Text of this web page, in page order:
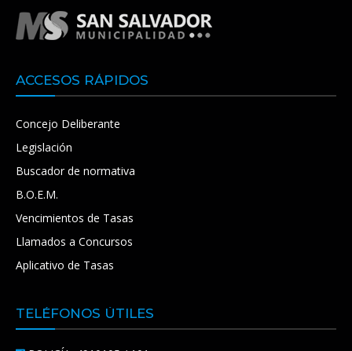
ACCESOS RÁPIDOS
Concejo Deliberante
Legislación
Buscador de normativa
B.O.E.M.
Vencimientos de Tasas
Llamados a Concursos
Aplicativo de Tasas
TELÉFONOS ÚTILES